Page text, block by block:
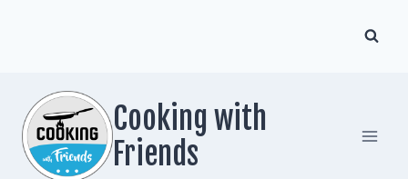
Cooking with
Friends